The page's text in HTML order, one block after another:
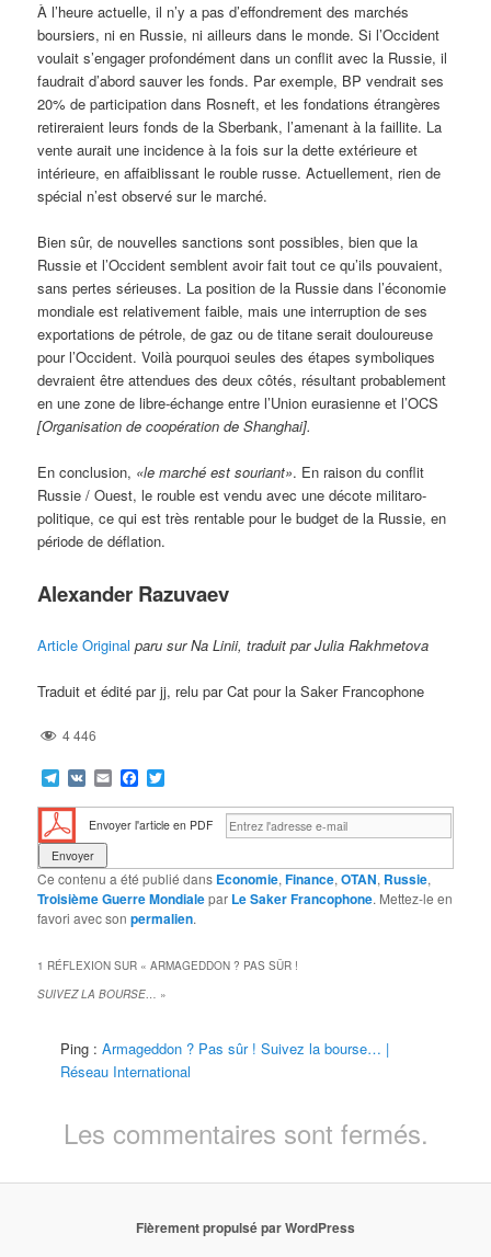
À l’heure actuelle, il n’y a pas d’effondrement des marchés
boursiers, ni en Russie, ni ailleurs dans le monde. Si l’Occident
voulait s’engager profondément dans un conflit avec la Russie, il
faudrait d’abord sauver les fonds. Par exemple, BP vendrait ses
20% de participation dans Rosneft, et les fondations étrangères
retireraient leurs fonds de la Sberbank, l’amenant à la faillite. La
vente aurait une incidence à la fois sur la dette extérieure et
intérieure, en affaiblissant le rouble russe. Actuellement, rien de
spécial n’est observé sur le marché.
Bien sûr, de nouvelles sanctions sont possibles, bien que la
Russie et l’Occident semblent avoir fait tout ce qu’ils pouvaient,
sans pertes sérieuses. La position de la Russie dans l’économie
mondiale est relativement faible, mais une interruption de ses
exportations de pétrole, de gaz ou de titane serait douloureuse
pour l’Occident. Voilà pourquoi seules des étapes symboliques
devraient être attendues des deux côtés, résultant probablement
en une zone de libre-échange entre l’Union eurasienne et l’OCS
[Organisation de coopération de Shanghai].
En conclusion, «le marché est souriant». En raison du conflit
Russie / Ouest, le rouble est vendu avec une décote militaro-
politique, ce qui est très rentable pour le budget de la Russie, en
période de déflation.
Alexander Razuvaev
Article Original paru sur Na Linii, traduit par Julia Rakhmetova
Traduit et édité par jj, relu par Cat pour la Saker Francophone
4 446
Telegram
VK EmailFacebook
Envoyer l'article en PDF
Ce contenu a été publié dans Economie,Finance,OTAN, Russie,
Troisième Guerre Mondialepar Le Saker Francophone. Mettez-le en
favori avec sonpermalien.
1 RÉFLEXION SUR «ARMAGEDDON ? PAS SÛR !
SUIVEZ LA BOURSE… »
Ping :Armageddon ? Pas sûr ! Suivez la bourse… |
Réseau International
Les commentaires sont fermés.
Fièrement propulsé par WordPress